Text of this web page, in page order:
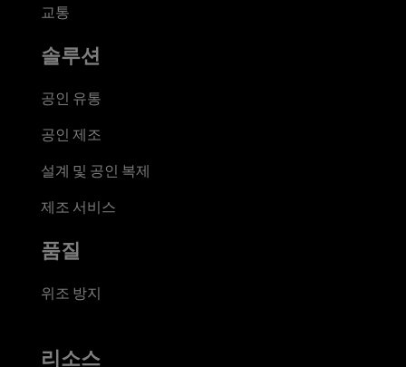
교통
솔루션
공인 유통
공인 제조
설계 및 공인 복제
제조 서비스
품질
위조 방지
리소스